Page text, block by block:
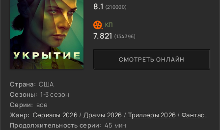
Страна: США
Сезоны: 1-3 сезон
Серии: все
Жанр: Сериалы 2026 / Драмы 2026 / Триллеры 2026 /Фантастические сериалы 2026
Продолжительность серии: 45 мин
СМОТРЕТЬ ОНЛАЙН
8.1 (210000)
7.821 (134396)